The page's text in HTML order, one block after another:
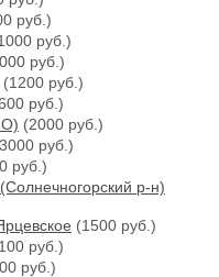
руб.)
руб.)
руб.)
(1200 руб.)
руб.)
(2000 руб.)
руб.)
руб.)
р-н)
(1500 руб.)
руб.)
руб.)